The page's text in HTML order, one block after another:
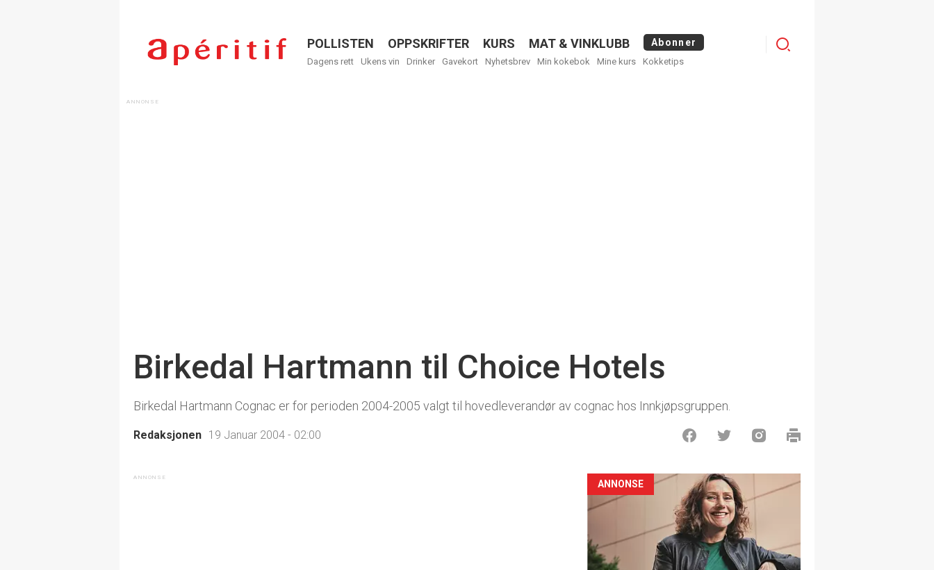
Menu
POLLISTEN OPPSKRIFTER KURS MAT & VINKLUBB Abonner
Dagens rett Ukens vin Drinker Gavekort Nyhetsbrev Min kokebok Mine kurs Kokketips
Logg
Birkedal Hartmann til Choice Hotels
Birkedal Hartmann Cognac er for perioden 2004-2005 valgt til hovedleverandør av cognac hos Innkjøpsgruppen.
Redaksjonen 19 Januar 2004 - 02:00
ANNONSE